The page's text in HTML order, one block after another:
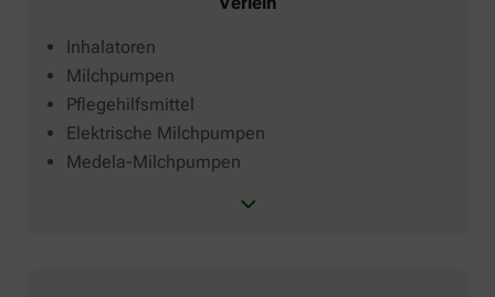
Inhalatoren
Milchpumpen
Pflegehilfsmittel
Elektrische Milchpumpen
Medela-Milchpumpen